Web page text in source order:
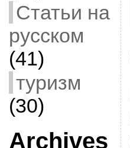
Статьи на
русском
(41)
туризм
(30)
Archives